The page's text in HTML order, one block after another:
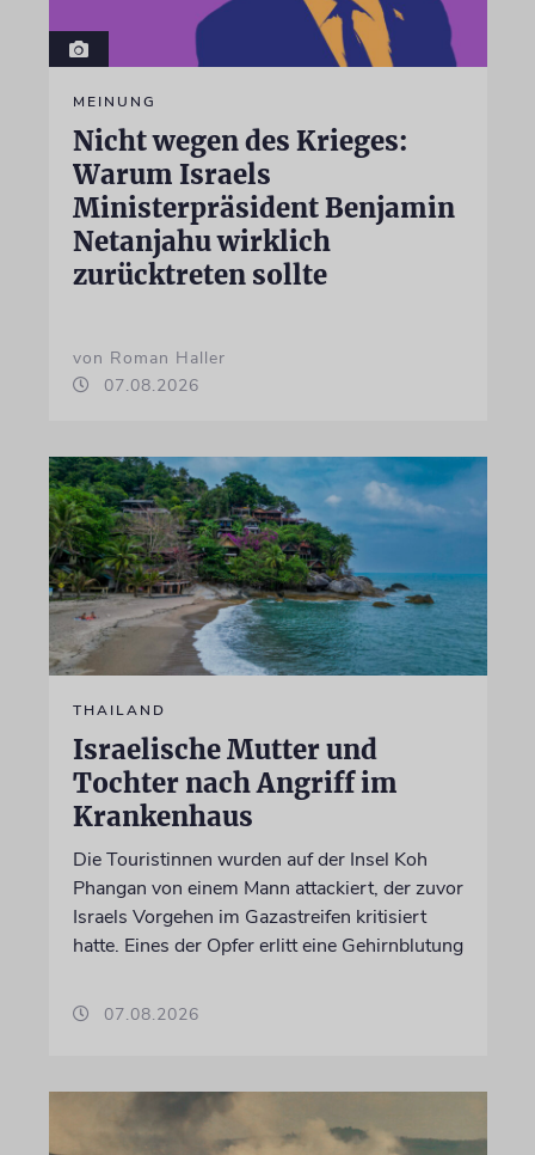
MEINUNG
Nicht wegen des Krieges:
Warum Israels
Ministerpräsident Benjamin
Netanjahu wirklich
zurücktreten sollte
von Roman Haller
07.08.2026
THAILAND
Israelische Mutter und
Tochter nach Angriff im
Krankenhaus
Die Touristinnen wurden auf der Insel Koh
Phangan von einem Mann attackiert, der zuvor
Israels Vorgehen im Gazastreifen kritisiert
hatte. Eines der Opfer erlitt eine Gehirnblutung
07.08.2026